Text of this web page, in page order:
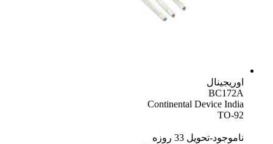
اوریجینال
BC172A
Continental Device India
TO-92
ناموجود-تحویل 33 روزه